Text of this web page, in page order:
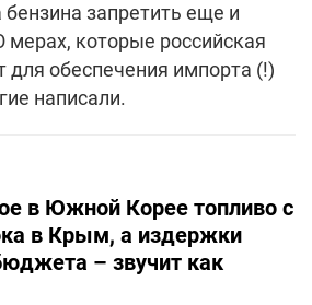
бензина запретить еще и
мерах, которые российская
для обеспечения импорта (!)
написали.
в Южной Корее топливо с
в Крым, а издержки
– звучит как